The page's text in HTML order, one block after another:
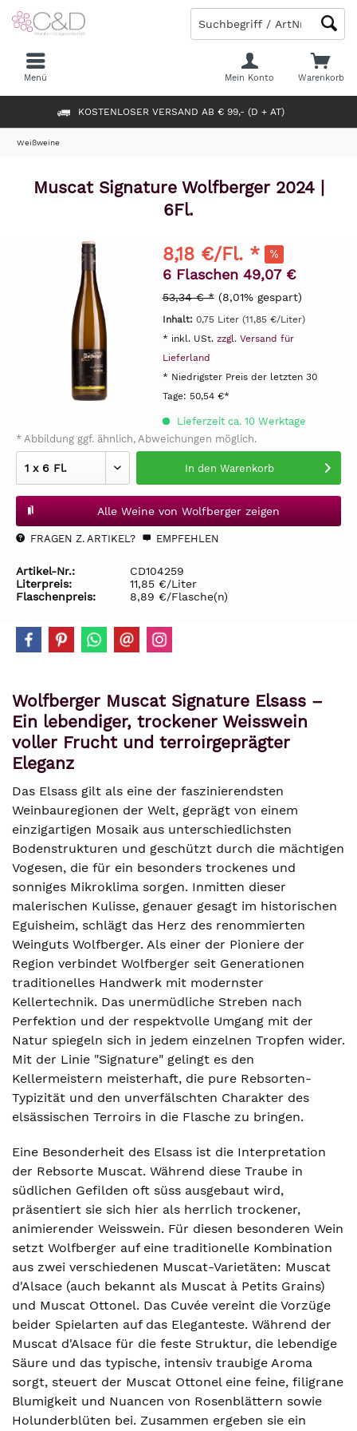
KOSTENLOSER VERSAND AB € 99,- (D + AT)
Warenkorb
Mein Konto
Menü
Weißweine
Muscat Signature Wolfberger 2024 |
6Fl.
8,18 €/Fl. *
6 Flaschen 49,07 €
53,34 € * (8,01% gespart)
Inhalt: 0,75 Liter (11,85 €/Liter)
* inkl. USt. zzgl. Versand für
Lieferland
* Niedrigster Preis der letzten 30
Tage: 50,54 €*
Lieferzeit ca. 10 Werktage
* Abbildung ggf. ähnlich, Abweichungen möglich.
In den Warenkorb
Alle Weine von Wolfberger zeigen
FRAGEN Z. ARTIKEL? EMPFEHLEN
Artikel-Nr.:
CD104259
Literpreis:
11,85 €/Liter
Flaschenpreis:
8,89 €/Flasche(n)
Wolfberger Muscat Signature Elsass –
Ein lebendiger, trockener Weisswein
voller Frucht und terroirgeprägter
Eleganz
Das Elsass gilt als eine der faszinierendsten
Weinbauregionen der Welt, geprägt von einem
einzigartigen Mosaik aus unterschiedlichsten
Bodenstrukturen und geschützt durch die mächtigen
Vogesen, die für ein besonders trockenes und
sonniges Mikroklima sorgen. Inmitten dieser
malerischen Kulisse, genauer gesagt im historischen
Eguisheim, schlägt das Herz des renommierten
Weinguts Wolfberger. Als einer der Pioniere der
Region verbindet Wolfberger seit Generationen
traditionelles Handwerk mit modernster
Kellertechnik. Das unermüdliche Streben nach
Perfektion und der respektvolle Umgang mit der
Natur spiegeln sich in jedem einzelnen Tropfen wider.
Mit der Linie "Signature" gelingt es den
Kellermeistern meisterhaft, die pure Rebsorten-
Typizität und den unverfälschten Charakter des
elsässischen Terroirs in die Flasche zu bringen.
Eine Besonderheit des Elsass ist die Interpretation
der Rebsorte Muscat. Während diese Traube in
südlichen Gefilden oft süss ausgebaut wird,
präsentiert sie sich hier als herrlich trockener,
animierender Weisswein. Für diesen besonderen Wein
setzt Wolfberger auf eine traditionelle Kombination
aus zwei verschiedenen Muscat-Varietäten: Muscat
d'Alsace (auch bekannt als Muscat à Petits Grains)
und Muscat Ottonel. Das Cuvée vereint die Vorzüge
beider Spielarten auf das Eleganteste. Während der
Muscat d'Alsace für die feste Struktur, die lebendige
Säure und das typische, intensiv traubige Aroma
sorgt, steuert der Muscat Ottonel eine feine, filigrane
Blumigkeit und Nuancen von Rosenblättern sowie
Holunderblüten bei. Zusammen ergeben sie ein